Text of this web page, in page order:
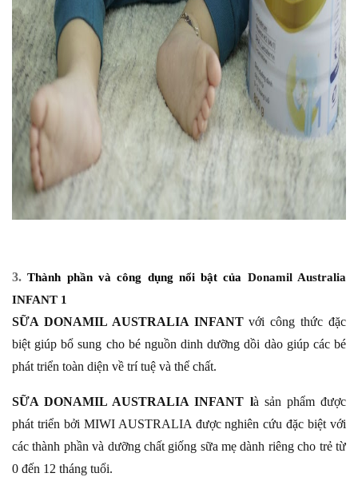
3.Thành phần và công dụng nổi bật của Donamil Australia
INFANT 1
SỮA DONAMIL AUSTRALIA INFANTvới công thức đặc
biệt giúp bổ sung cho bé nguồn dinh dưỡng dồi dào giúp các bé
phát triển toàn diện về trí tuệ và thể chất.
SỮA DONAMIL AUSTRALIA INFANT là sản phẩm được
phát triển bởi MIWI AUSTRALIA được nghiên cứu đặc biệt với
các thành phần và dưỡng chất giống sữa mẹ dành riêng cho trẻ từ
0 đến 12 tháng tuổi.